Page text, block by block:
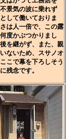
景気の波に乗れず
して働いておりま
は人一倍で、この露
度かぶつかりまし
を継がず、また、親
ないため、スサノオ
こで幕を下ろしそう
残念です。